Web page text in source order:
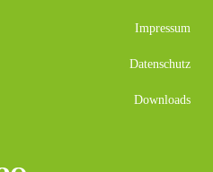
Impressum
Datenschutz
Downloads